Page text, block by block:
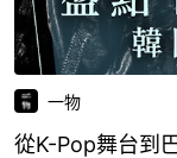
一物
從K-Pop舞台到